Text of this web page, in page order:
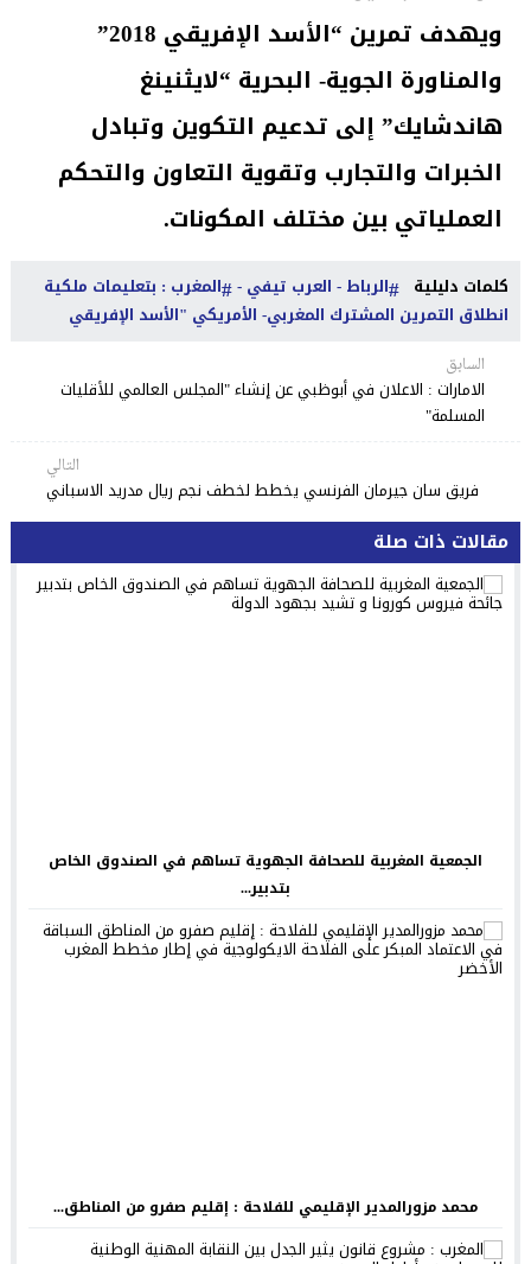
ويهدف تمرين “الأسد الإفريقي 2018”
والمناورة الجوية- البحرية “لايثنينغ
هاندشايك” إلى تدعيم التكوين وتبادل
الخبرات والتجارب وتقوية التعاون والتحكم
العملياتي بين مختلف المكونات.
كلمات دليلية الرباط - العرب تيفي - المغرب : بتعليمات ملكية
انطلاق التمرين المشترك المغربي- الأمريكي "الأسد الإفريقي
السابق
الامارات : الاعلان في أبوظبي عن إنشاء "المجلس العالمي للأقليات
المسلمة"
التالي
فريق سان جيرمان الفرنسي يخطط لخطف نجم ريال مدريد الاسباني
مقالات ذات صلة
الجمعية المغربية للصحافة الجهوية تساهم في الصندوق الخاص
بتدبير...
محمد مزورالمدير الإقليمي للفلاحة : إقليم صفرو من المناطق...